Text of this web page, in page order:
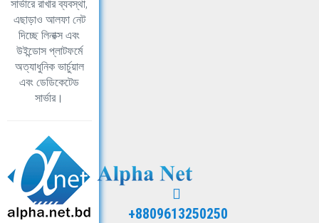
সার্ভারে রাখার ব্যবস্থা,
এছাড়াও আলফা নেট
দিচ্ছে লিনাক্স এবং
উইন্ডোস প্লাটফর্মে
অত্যাধুনিক ভার্চুয়াল
এবং ডেডিকেটেড
সার্ভার।
+8809613250250